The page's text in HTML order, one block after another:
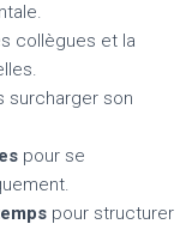
collègues et la
surcharger son
pour se
pour structurer